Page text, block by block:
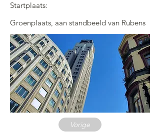
Startplaats:
Groenplaats, aan standbeeld van Rubens
Vorige